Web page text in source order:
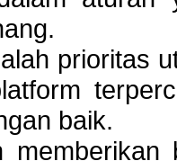
prioritas
baik.